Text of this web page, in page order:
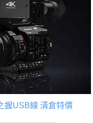
握USB線 清倉特價